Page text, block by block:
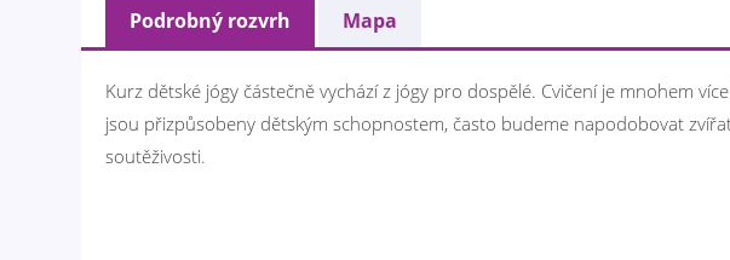
Podrobný rozvrh Mapa
Kurz dětské jógy částečně vychází z jógy pro dospělé. Cvičení je mnohem
jsou přizpůsobeny dětským schopnostem, často budeme napodobovat
soutěživosti.